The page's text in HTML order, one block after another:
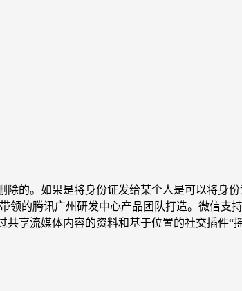
的。如果是将身份证发给某个人是可以将身份
的腾讯广州研发中心产品团队打造。微信支
享流媒体内容的资料和基于位置的社交插件“